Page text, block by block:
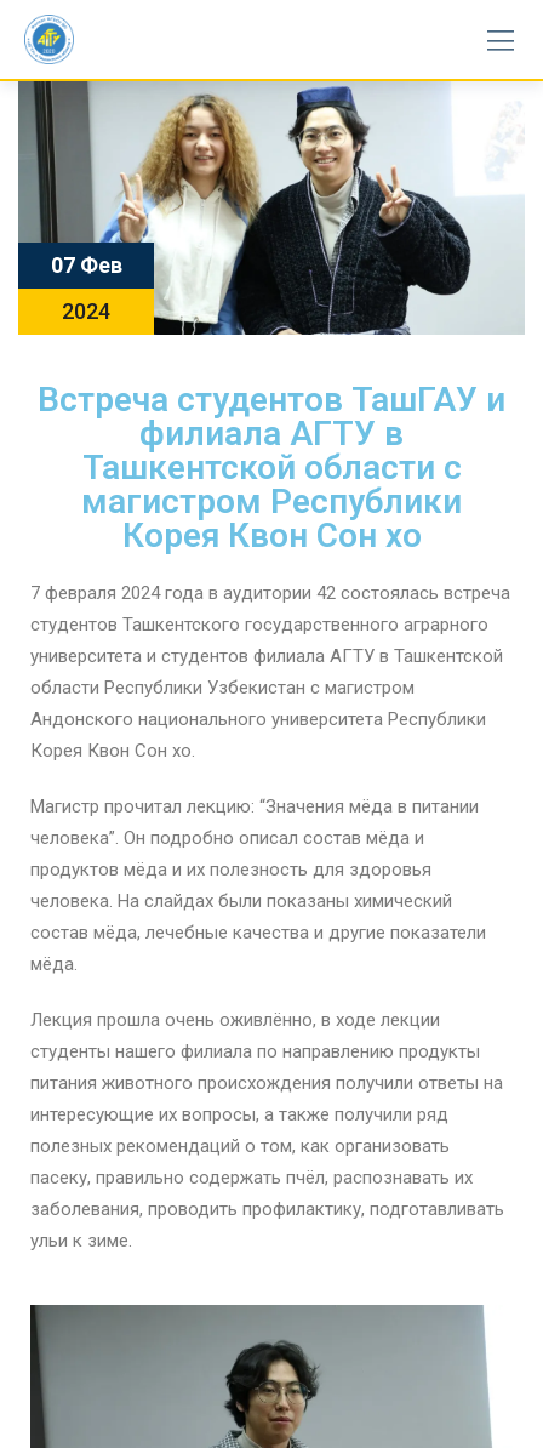
07 Фев
2024
Встреча студентов ТашГАУ и
филиала АГТУ в
Ташкентской области с
магистром Республики
Корея Квон Сон хо
7 февраля 2024 года в аудитории 42 состоялась встреча
студентов Ташкентского государственного аграрного
университета и студентов филиала АГТУ в Ташкентской
области Республики Узбекистан с магистром
Андонского национального университета Республики
Корея Квон Сон хо.
Магистр прочитал лекцию: “Значения мёда в питании
человека”. Он подробно описал состав мёда и
продуктов мёда и их полезность для здоровья
человека. На слайдах были показаны химический
состав мёда, лечебные качества и другие показатели
мёда.
Лекция прошла очень оживлённо, в ходе лекции
студенты нашего филиала по направлению продукты
питания животного происхождения получили ответы на
интересующие их вопросы, а также получили ряд
полезных рекомендаций о том, как организовать
пасеку, правильно содержать пчёл, распознавать их
заболевания, проводить профилактику, подготавливать
ульи к зиме.